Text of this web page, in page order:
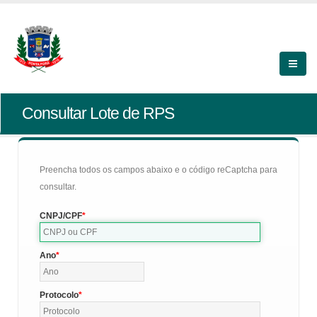
Consultar Lote de RPS
Preencha todos os campos abaixo e o código reCaptcha para
consultar.
CNPJ/CPF
Ano
Protocolo